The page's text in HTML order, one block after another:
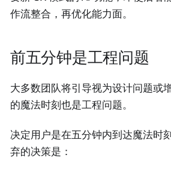
作流整合，再优化能力面。
前五分钟是工程问题
大多数团队将引导视为设计问题或
的魔法时刻也是工程问题。
决定用户是在五分钟内到达魔法时
弃的决策是：